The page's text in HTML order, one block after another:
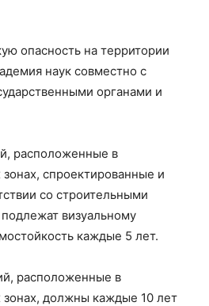
опасность на территории
наук совместно с
органами и
расположенные в
спроектированные и
со строительными
визуальному
каждые 5 лет.
расположенные в
зонах, должны каждые 10 лет